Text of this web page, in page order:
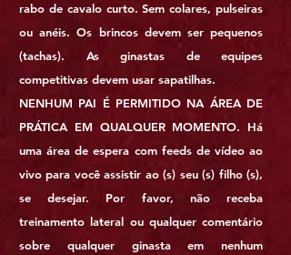
rabo de cavalo curto. Sem colares, pulseiras
ou anéis. Os brincos devem ser pequenos
(tachas). As ginastas de equipes
competitivas devem usar sapatilhas.
NENHUM PAI É PERMITIDO NA ÁREA DE
PRÁTICA EM QUALQUER MOMENTO. Há
uma área de espera com feeds de vídeo ao
vivo para você assistir ao (s) seu (s) filho (s),
se desejar. Por favor, não receba
treinamento lateral ou qualquer comentário
sobre qualquer ginasta em nenhum